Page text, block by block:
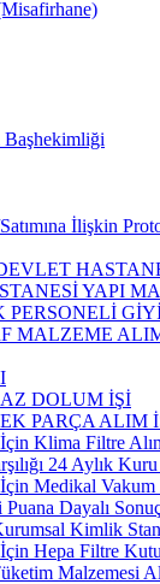
Başhekimliği
İlişkin
YAPI
PERSONELİ
MALZEME
DOLUM İŞİ
PARÇA ALIM
Klima Filtre
24 Aylık
Medikal Vakum
Dayalı
Kimlik
Hepa Filtre
Malzemesi